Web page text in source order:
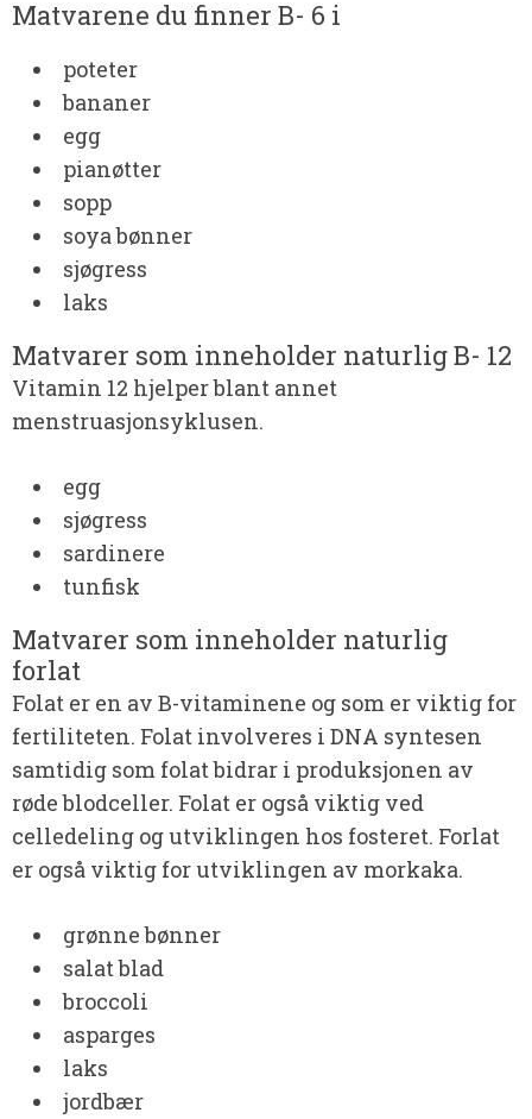
Matvarene du finner B- 6 i
poteter
bananer
egg
pianøtter
sopp
soya bønner
sjøgress
laks
Matvarer som inneholder naturlig B- 12
Vitamin 12 hjelper blant annet
menstruasjonsyklusen.
egg
sjøgress
sardinere
tunfisk
Matvarer som inneholder naturlig
forlat
Folat er en av B-vitaminene og som er viktig for
fertiliteten. Folat involveres i DNA syntesen
samtidig som folat bidrar i produksjonen av
røde blodceller. Folat er også viktig ved
celledeling og utviklingen hos fosteret. Forlat
er også viktig for utviklingen av morkaka.
grønne bønner
salat blad
broccoli
asparges
laks
jordbær